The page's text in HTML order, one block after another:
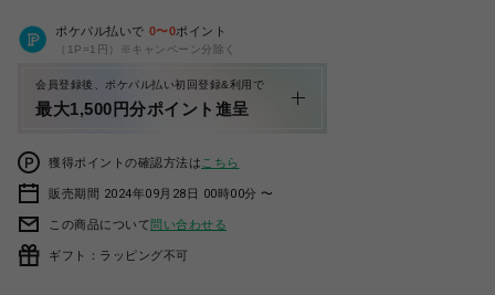
ポケパル払いで 0〜0ポイント
（1P=1円）※キャンペーン分除く
会員登録後、ポケパル払い初回登録&利用で
最大1,500円分ポイント進呈
獲得ポイントの確認方法は こちら
販売期間 2024年09月28日 00時00分 〜
この商品について問い合わせる
ギフト：ラッピング不可